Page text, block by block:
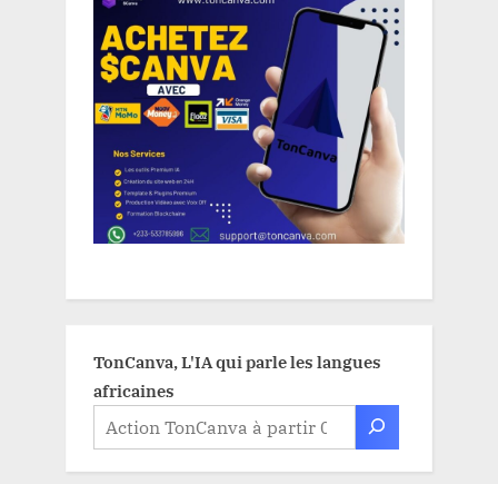
TonCanva, L'IA qui parle les langues
africaines